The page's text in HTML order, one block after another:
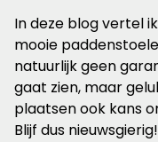
In deze blog vertel
mooie
natuurlijk geen
gaat zien, maar
plaatsen ook kans
Blijf dus nieuwsgierig!